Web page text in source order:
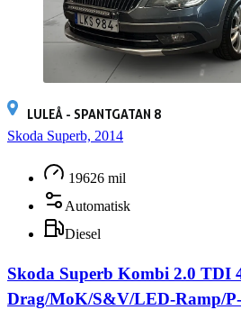
LULEÅ - SPANTGATAN 8
Skoda Superb, 2014
19626 mil
Automatisk
Diesel
Skoda Superb Kombi 2.0 TDI
Drag/MoK/S&V/LED-Ramp/P-